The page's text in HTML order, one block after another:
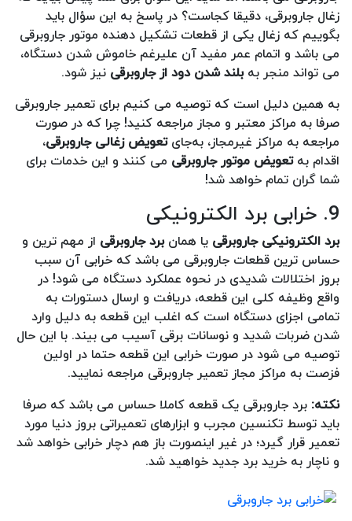
زغال جاروبرقی، دقیقا کجاست؟ در پاسخ به این سؤال باید
بگوییم که زغال یکی از قطعات تشکیل دهنده موتور جاروبرقی
می باشد و اتمام عمر مفید آن علیرغم خاموش شدن دستگاه،
می تواند منجر بهبلند شدن دود از جاروبرقی نیز شود.
به همین دلیل است که توصیه می کنیم برای تعمیر جاروبرقی
صرفا به مراکز معتبر و مجاز مراجعه کنید! چرا که در صورت
مراجعه به مراکز غیرمجاز، به‌جایتعویض زغالی جاروبرقی،
اقدام بهتعویض موتور جاروبرقی می کنند و این خدمات برای
شما گران تمام خواهد شد!
9. خرابی برد الکترونیکی
برد الکترونیکی جاروبرقی یا همانبرد جاروبرقی از مهم ترین و
حساس ترین قطعات جاروبرقی می باشد که خرابی آن سبب
بروز اختلالات شدیدی در نحوه عملکرد دستگاه می شود! در
واقع وظیفه کلی این قطعه، دریافت و ارسال دستورات به
تمامی اجزای دستگاه است که اغلب این قطعه به دلیل وارد
شدن ضربات شدید و نوسانات برقی آسیب می بیند. با این حال
توصیه می شود در صورت خرابی این قطعه حتما در اولین
فزصت به مراکز مجاز تعمیر جاروبرقی مراجعه نمایید.
نکته: برد جاروبرقی یک قطعه کاملا حساس می باشد که صرفا
باید توسط تکنسین مجرب و ابزارهای تعمیراتی بروز دنیا مورد
تعمیر قرار گیرد؛ در غیر اینصورت باز هم دچار خرابی خواهد شد
و ناچار به خرید برد جدید خواهید شد.